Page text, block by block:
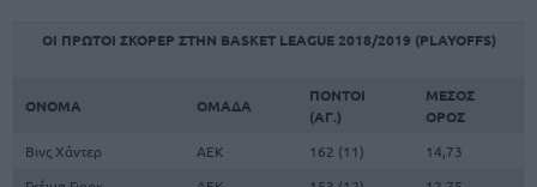
ΟΙ ΠΡΩΤΟΙ ΣΚΟΡΕΡ ΣΤΗΝ BASKET LEAGUE 2018/2019 (PLAYOFFS)
ΟΝΟΜΑ ΟΜΑΔΑ
ΠΟΝΤΟΙ
(ΑΓ.)
ΜΕΣΟΣ
ΟΡΟΣ
Βινς Χάντερ
ΑΕΚ 162 (11)
14,73